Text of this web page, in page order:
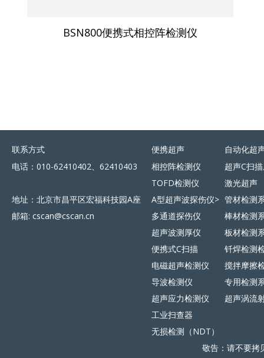
BSN800便携式相控阵检测仪
联系方式 便携超声 自动化超
电话：010-62410402、62410403
地址：北京市昌平区宏福科技园A座
邮箱: cscan@cscan.cn
相控阵检测仪
TOFD检测仪
A型超声波探伤仪>
多通道探伤仪
超声波测厚仪
便携式C扫描
电磁超声检测仪
导波检测仪
超声应力检测仪
工业扫查器
无损检测（NDT）
超声C扫
激光超声
管材检测
棒材检测
板材检测
钎焊检测
搅拌摩擦
专用检测
超声涡流
敬告：请不要拷